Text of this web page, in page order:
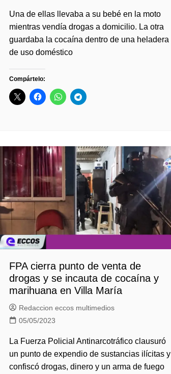
Una de ellas llevaba a su bebé en la moto
mientras vendía drogas a domicilio. La otra
guardaba la cocaína dentro de una heladera
de uso doméstico
Compártelo:
FPA cierra punto de venta de
drogas y se incauta de cocaína y
marihuana en Villa María
Redaccion eccos multimedios
05/05/2023
La Fuerza Policial Antinarcotráfico clausuró
un punto de expendio de sustancias ilícitas y
confiscó drogas, dinero y un arma de fuego